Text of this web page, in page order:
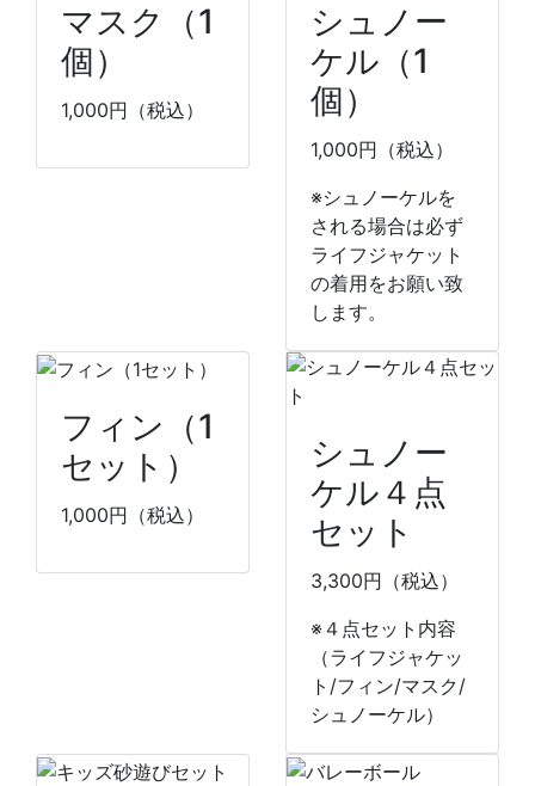
マスク（1
個）
1,000円（税込）
シュノー
ケル（1
個）
1,000円（税込）
※シュノーケルを
される場合は必ず
ライフジャケット
の着用をお願い致
します。
フィン（1
セット）
1,000円（税込）
シュノー
ケル４点
セット
3,300円（税込）
※４点セット内容
（ライフジャケッ
ト/フィン/マスク/
シュノーケル）